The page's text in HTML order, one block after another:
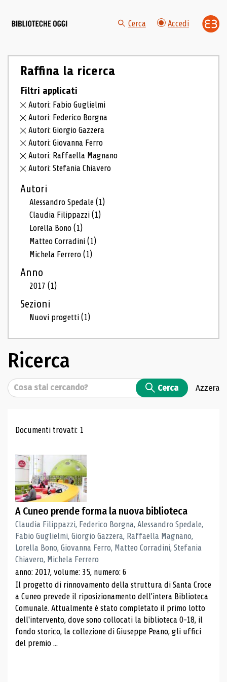
Cerca Accedi
Raffina la ricerca
Filtri applicati
Autori: Fabio Guglielmi
Autori: Federico Borgna
Autori: Giorgio Gazzera
Autori: Giovanna Ferro
Autori: Raffaella Magnano
Autori: Stefania Chiavero
Autori
Alessandro Spedale(1)
Claudia Filippazzi(1)
Lorella Bono(1)
Matteo Corradini(1)
Michela Ferrero(1)
Anno
2017(1)
Sezioni
Nuovi progetti(1)
Ricerca
Cerca Cerca Azzera
Risultati di ricerca
Documenti trovati: 1
A Cuneo prende forma la nuova biblioteca
Claudia Filippazzi, Federico Borgna, Alessandro Spedale,
Fabio Guglielmi, Giorgio Gazzera, Raffaella Magnano,
Lorella Bono, Giovanna Ferro, Matteo Corradini, Stefania
Chiavero, Michela Ferrero
anno: 2017, volume: 35, numero: 6
Il progetto di rinnovamento della struttura di Santa Croce
a Cuneo prevede il riposizionamento dell'intera Biblioteca
Comunale. Attualmente è stato completato il primo lotto
dell'intervento, dove sono collocati la biblioteca 0-18, il
fondo storico, la collezione di Giuseppe Peano, gli uffici
del premio ...